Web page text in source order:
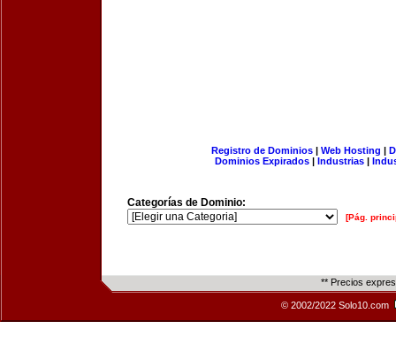
Registro de Dominios| Web Hosting |
Dominios Expirados | Industrias |
Categorías de Dominio:
[Pág.
** Precios
© 2002/2022 Solo10.com